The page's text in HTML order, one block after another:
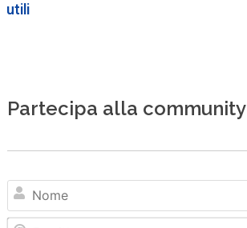
utili
Partecipa alla community